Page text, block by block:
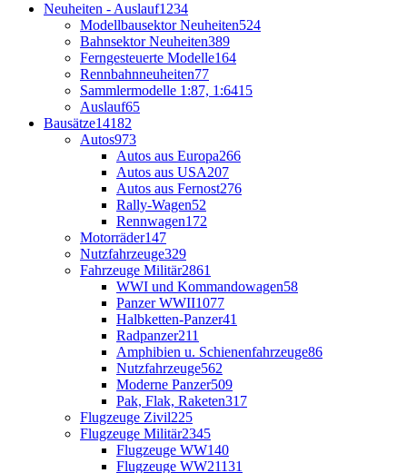
Neuheiten - Auslauf1234
Modellbausektor Neuheiten524
Bahnsektor Neuheiten389
Ferngesteuerte Modelle164
Rennbahnneuheiten77
Sammlermodelle 1:87, 1:6415
Auslauf65
Bausätze14182
Autos973
Autos aus Europa266
Autos aus USA207
Autos aus Fernost276
Rally-Wagen52
Rennwagen172
Motorräder147
Nutzfahrzeuge329
Fahrzeuge Militär2861
WWI und Kommandowagen58
Panzer WWII1077
Halbketten-Panzer41
Radpanzer211
Amphibien u. Schienenfahrzeuge86
Nutzfahrzeuge562
Moderne Panzer509
Pak, Flak, Raketen317
Flugzeuge Zivil225
Flugzeuge Militär2345
Flugzeuge WW140
Flugzeuge WW21131